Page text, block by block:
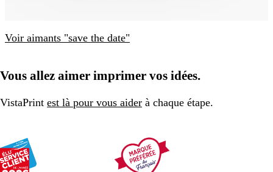
Voir aimants "save the date"
Vous allez aimer imprimer vos idées.
VistaPrint est là pour vous aider à chaque étape.